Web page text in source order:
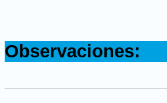
Observaciones: